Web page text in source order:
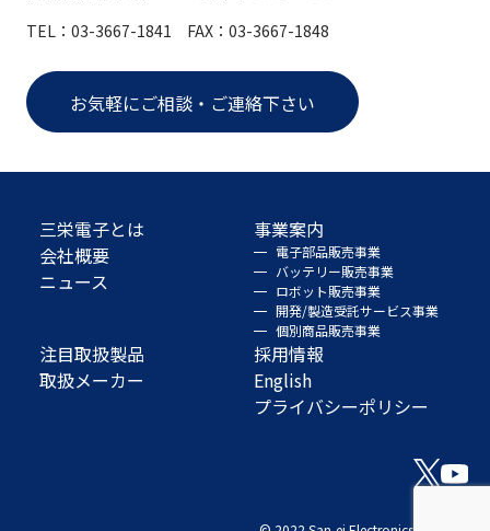
TEL：03-3667-1841 FAX：03-3667-1848
お気軽にご相談・ご連絡下さい
三栄電子とは
会社概要
ニュース
事業案内
電子部品販売事業
バッテリー販売事業
ロボット販売事業
開発/製造受託サービス事業
個別商品販売事業
注目取扱製品
取扱メーカー
採用情報
English
プライバシーポリシー